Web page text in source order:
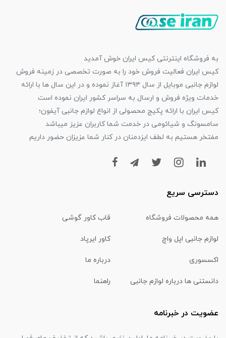
به فروشگاه اینترنتی کیس ایران خوش آمدید
کیس ایران فعالیت فروش خود را به صورت تخصصی در زمینه فروش
لوازم جانبی موبایل از سال ۱۳۹۴ آغاز نموده و در این سال ها با ارائه
خدمات ویژه فروش و ارسال به سراسر کشور ایران نموده است
کیس ایران با ارائه پکیج محصولی از انواع لوازم جانبی آیفون؛
سامسونگ و شیائومی در خدمت شما کاربران عزیز میباشد
مفتخر هستیم به لطف ایزدمنان در کنار شما عزیزان حضور داریم
دسترسی سریع
همه محصولات فروشگاه قاب کاور گوشی
لوازم جانبی اپل واچ کاور ایرپاد
اکسسوری درباره ما
دانستنی ها درباره لوازم جانبی راهنما
عضویت در خبرنامه